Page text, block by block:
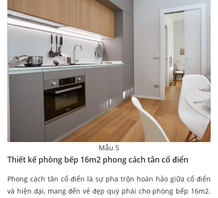
Mẫu 5
Thiết kế phòng bếp 16m2 phong cách tân cổ điển
Phong cách tân cổ điển là sự pha trộn hoàn hảo giữa cổ điển
và hiện đại, mang đến vẻ đẹp quý phái cho phòng bếp 16m2.